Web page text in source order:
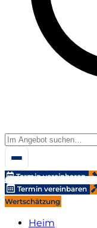
Termin vereinbaren
Termin vereinbaren
Wertschätzung
Heim